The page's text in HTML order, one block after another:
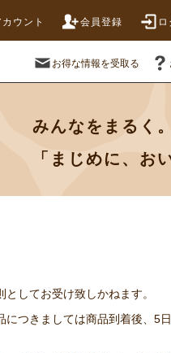
カウント 会員登録
お得な情報を受取る
みんなをまるく
「まじめに、お
してお受け致しかねます。
つきましては商品到着後、5